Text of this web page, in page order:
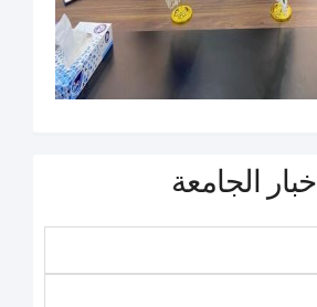
أخبار الجامعة